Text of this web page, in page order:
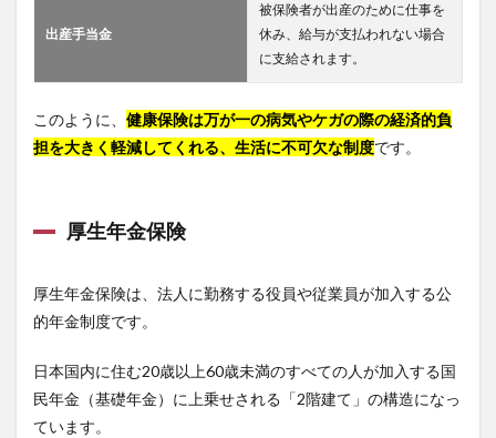
出産手当金
被保険者が出産のために仕事を
休み、給与が支払われない場合
に支給されます。
このように、 健康保険は万が一の病気やケガの際の経済的負
担を大きく軽減してくれる、生活に不可欠な制度です。
厚生年金保険
厚生年金保険は、法人に勤務する役員や従業員が加入する公
的年金制度です。
日本国内に住む20歳以上60歳未満のすべての人が加入する国
民年金（基礎年金）に上乗せされる「2階建て」の構造になっ
ています。